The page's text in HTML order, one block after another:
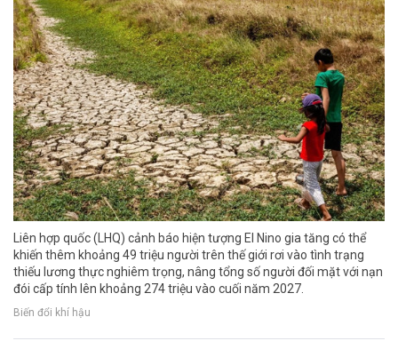
Liên hợp quốc (LHQ) cảnh báo hiện tượng El Nino gia tăng có thể
khiến thêm khoảng 49 triệu người trên thế giới rơi vào tình trạng
thiếu lương thực nghiêm trọng, nâng tổng số người đối mặt với nạn
đói cấp tính lên khoảng 274 triệu vào cuối năm 2027.
Biến đổi khí hậu